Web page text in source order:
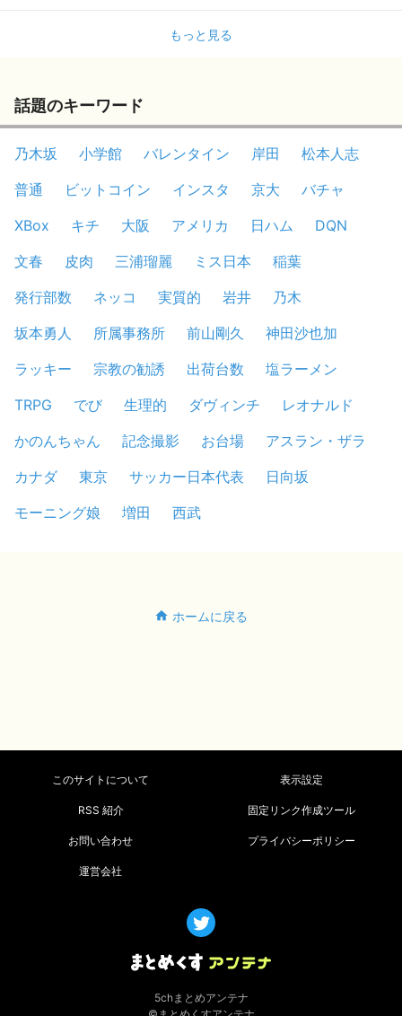
もっと見る
話題のキーワード
乃木坂 小学館 バレンタイン 岸田
松本人志
普通
ビットコイン インスタ 京大
バチャ
XBox
キチ 大阪 アメリカ 日ハム
DQN
文春
皮肉 三浦瑠麗 ミス日本
稲葉
発行部数
ネッコ 実質的 岩井
乃木
坂本勇人
所属事務所 前山剛久
神田沙也加
ラッキー
宗教の勧誘 出荷台数
塩ラーメン
TRPG
でび 生理的 ダヴィンチ
レオナルド
かのんちゃん
記念撮影 お台場
アスラン・ザラ
カナダ
東京 サッカー日本代表
日向坂
モーニング娘
増田 西武
ホームに戻る
このサイトについて 表示設定
RSS 紹介 固定リンク作成ツール
お問い合わせ プライバシーポリシー
運営会社
5chまとめアンテナ